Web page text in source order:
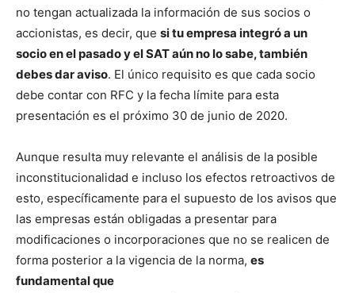
no tengan actualizada la información de sus socios o
accionistas, es decir, que si tu empresa integró a un
socio en el pasado y el SAT aún no lo sabe, también
debes dar aviso. El único requisito es que cada socio
debe contar con RFC y la fecha límite para esta
presentación es el próximo 30 de junio de 2020.
Aunque resulta muy relevante el análisis de la posible
inconstitucionalidad e incluso los efectos retroactivos de
esto, específicamente para el supuesto de los avisos que
las empresas están obligadas a presentar para
modificaciones o incorporaciones que no se realicen de
forma posterior a la vigencia de la norma, es
fundamental que